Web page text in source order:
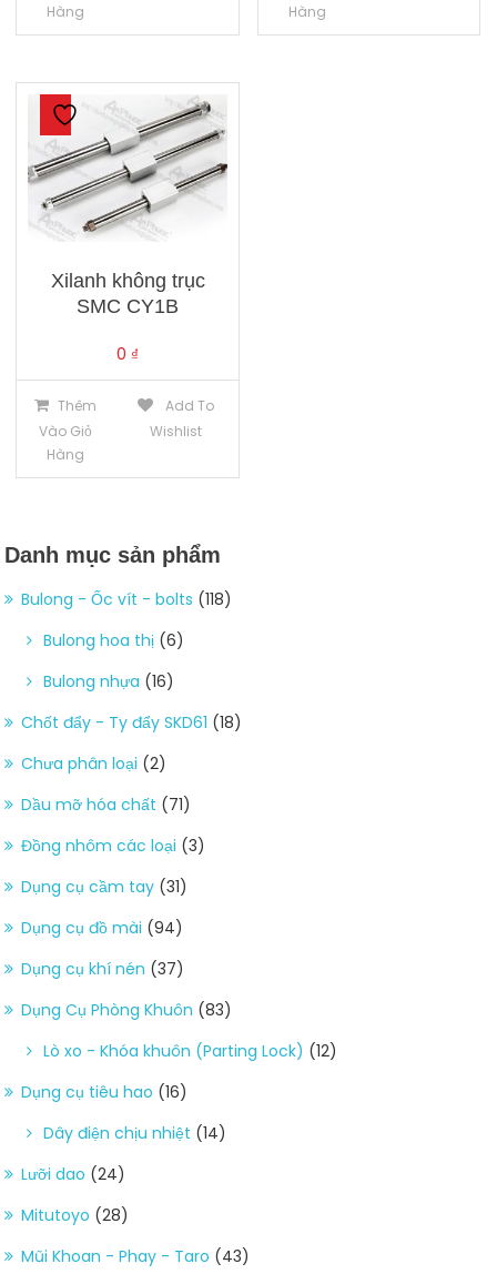
Hàng Hàng
Xilanh không trục
SMC CY1B
0 ₫
Thêm
Vào Giỏ
Hàng
Add To
Wishlist
Danh mục sản phẩm
Bulong - Ốc vít - bolts (118)
Bulong hoa thị (6)
Bulong nhựa (16)
Chốt đẩy - Ty đẩy SKD61 (18)
Chưa phân loại (2)
Dầu mỡ hóa chất (71)
Đồng nhôm các loại (3)
Dụng cụ cầm tay (31)
Dụng cụ đồ mài (94)
Dụng cụ khí nén (37)
Dụng Cụ Phòng Khuôn (83)
Lò xo - Khóa khuôn (Parting Lock) (12)
Dụng cụ tiêu hao (16)
Dây điện chịu nhiệt (14)
Lưỡi dao (24)
Mitutoyo (28)
Mũi Khoan - Phay - Taro (43)